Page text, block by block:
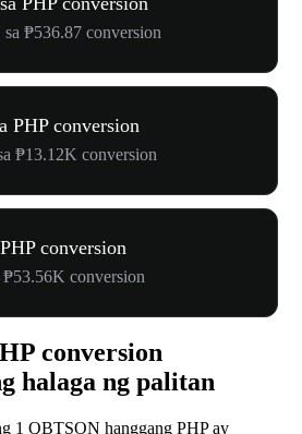
₱536.87 conversion
PHP conversion
₱13.12K conversion
conversion
conversion
conversion
halaga ng palitan
1 QBTSON hanggang PHP ay